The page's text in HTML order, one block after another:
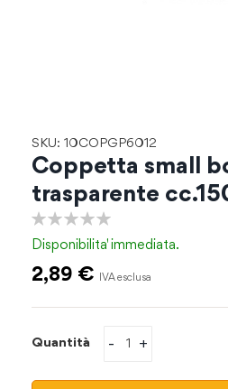
SKU: 10COPGP6012
Coppetta small
trasparente
Disponibilita'immediata.
2,89 €
Quantità +
-
all'inizio
galleria